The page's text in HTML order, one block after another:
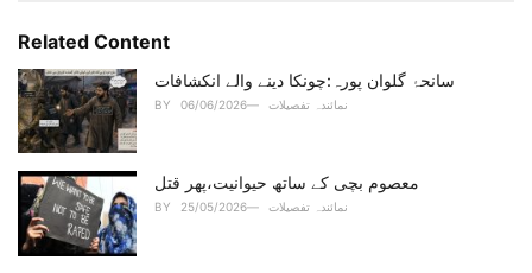
i
s
:
Related Content
سانحۂ گلوان پورہ:چونکا دینے والے انکشافات
BY نمائندہ تفصیلات 06/06/2026
معصوم بچی کے ساتھ حیوانیت،پھر قتل
BY نمائندہ تفصیلات 25/05/2026